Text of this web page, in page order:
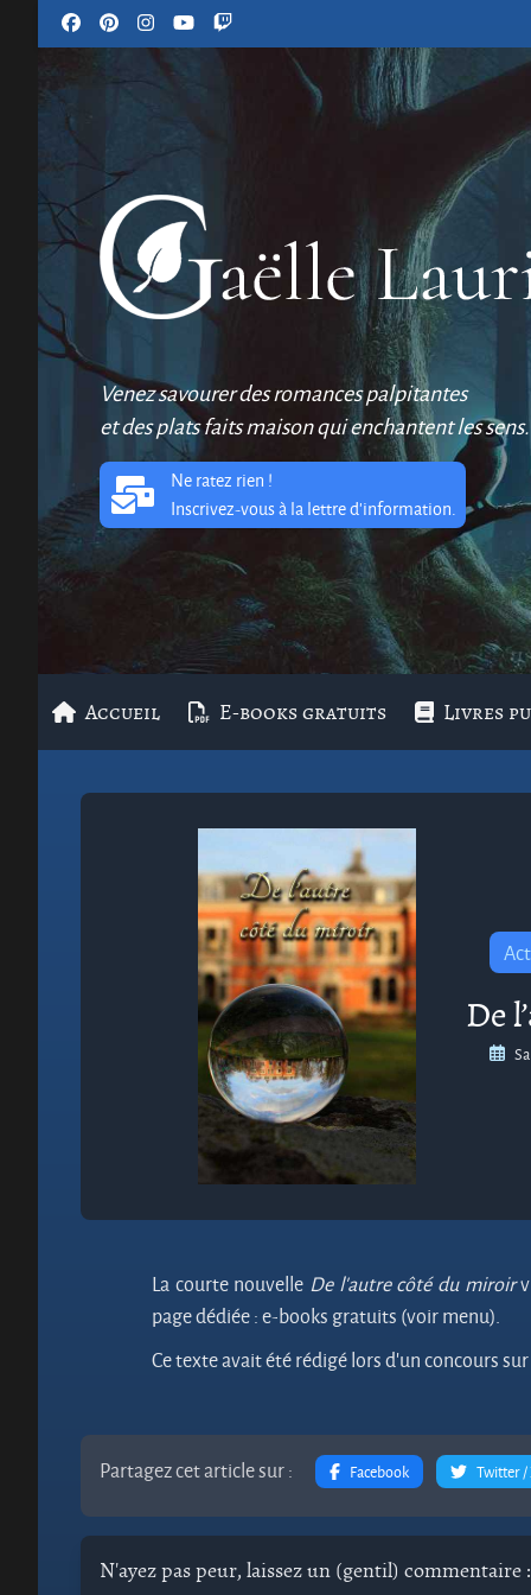
Venez savourer des romances palpitantes
et des plats faits maison qui enchantent les sens.
Ne ratez rien !
Inscrivez-vous à la lettre d'information.
Accueil E-books gratuits Livres
De
La courte nouvelle De l’autre côté du miroir
page dédiée : e-books gratuits (voir menu).
Ce texte avait été rédigé lors d’un concours
Partagez cet article sur : Facebook Twitter /
N'ayez pas peur, laissez un (gentil) commentaire